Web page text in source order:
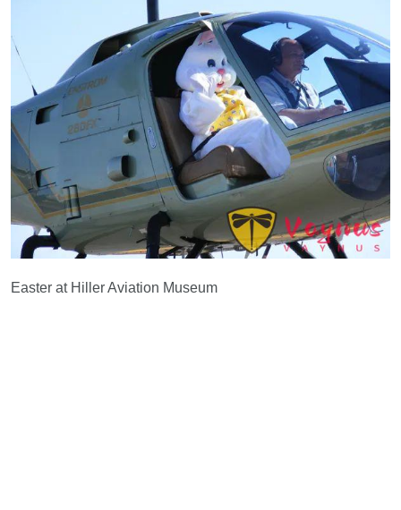
Easter at Hiller Aviation Museum